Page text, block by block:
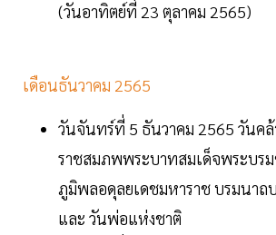
(วันอาทิตย์ที่ 23 ตุลาคม 2565)
เดือนธันวาคม 2565
วันจันทร์ที่ 5 ธันวาคม 2565 วันค
ราชสมภพพระบาทสมเด็จพระบร
ภูมิพลอดุลยเดชมหาราช บรมนาถ
และ วันพ่อแห่งชาติ